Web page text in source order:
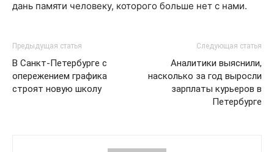
дань памяти человеку, которого больше нет с нами.
Предыдущая статья
В Санкт-Петербурге с
опережением графика
строят новую школу
Следующая статья
Аналитики выяснили,
насколько за год выросли
зарплаты курьеров в
Петербурге